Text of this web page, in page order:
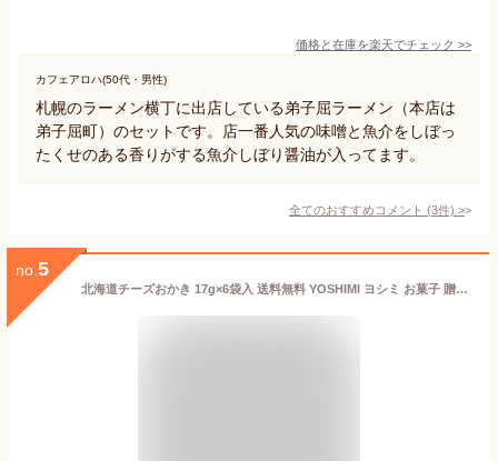
価格と在庫を楽天でチェック >>
カフェアロハ(50代・男性)
札幌のラーメン横丁に出店している弟子屈ラーメン（本店は
弟子屈町）のセットです。店一番人気の味噌と魚介をしぼっ
たくせのある香りがする魚介しぼり醤油が入ってます。
全てのおすすめコメント (3件) >
no. 5
北海道チーズおかき 17g×6袋入 送料無料 YOSHIMI ヨシミ お菓子 贈り物 お土産 プレゼント 北海道限定 チーズ バレンタイン